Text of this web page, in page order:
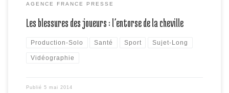
AGENCE FRANCE PRESSE
Les blessures des joueurs : l’entorse de la cheville
Production-Solo Santé Sport Sujet-Long
Vidéographie
Publié 5 mai 2014